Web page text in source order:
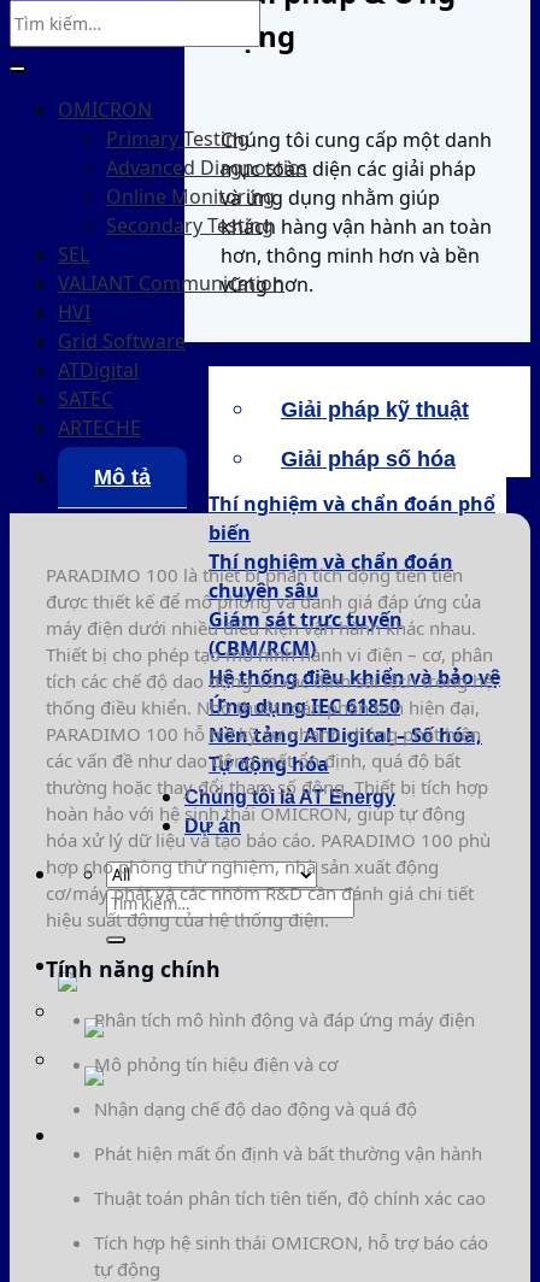
dụng
Chúng tôi cung cấp một danh
mục toàn diện các giải pháp
và ứng dụng nhằm giúp
khách hàng vận hành an toàn
hơn, thông minh hơn và bền
vững hơn.
Giải pháp kỹ thuật
Giải pháp số hóa
Thí nghiệm và chẩn đoán phổ
biến
Thí nghiệm và chẩn đoán
chuyên sâu
Giám sát trực tuyến
(CBM/RCM)
Hệ thống điều khiển và bảo vệ
Ứng dụng IEC 61850
Nền tảng ATDigital – Số hóa,
Tự động hóa
Chúng tôi là AT Energy
Dự án
Tìm
kiếm:
OMICRON
Primary Testing
Advanced Diagnostics
Online Monitoring
Secondary Testing
SEL
VALIANT Communication
HVI
Grid Software
ATDigital
SATEC
ARTECHE
Mô tả
PARADIMO 100 là thiết bị phân tích động tiên tiến
được thiết kế để mô phỏng và đánh giá đáp ứng của
máy điện dưới nhiều điều kiện vận hành khác nhau.
Thiết bị cho phép tạo mô hình hành vi điện – cơ, phân
tích các chế độ dao động và xác định sai lệch trong hệ
thống điều khiển. Nhờ thuật toán phân tích hiện đại,
PARADIMO 100 hỗ trợ kỹ sư nhanh chóng phát hiện
các vấn đề như dao động mất ổn định, quá độ bất
thường hoặc thay đổi tham số động. Thiết bị tích hợp
hoàn hảo với hệ sinh thái OMICRON, giúp tự động
hóa xử lý dữ liệu và tạo báo cáo. PARADIMO 100 phù
hợp cho phòng thử nghiệm, nhà sản xuất động
cơ/máy phát và các nhóm R&D cần đánh giá chi tiết
hiệu suất động của hệ thống điện.
Tính năng chính
Phân tích mô hình động và đáp ứng máy điện
Mô phỏng tín hiệu điện và cơ
Nhận dạng chế độ dao động và quá độ
Phát hiện mất ổn định và bất thường vận hành
Thuật toán phân tích tiên tiến, độ chính xác cao
Tích hợp hệ sinh thái OMICRON, hỗ trợ báo cáo
tự động